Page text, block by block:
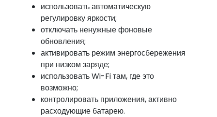
использовать автоматическую
регулировку яркости;
отключать ненужные фоновые
обновления;
активировать режим энергосбережения
при низком заряде;
использовать Wi-Fi там, где это
возможно;
контролировать приложения, активно
расходующие батарею.